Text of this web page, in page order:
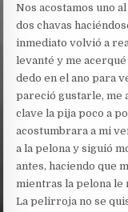
Nos acostamos uno
dos chavas
inmediato volvió a
levanté y me
dedo en el ano para
pareció gustarle, me
clave la pija poco a
acostumbrara a mi
a la pelona y siguió
antes, haciendo que
mientras la pelona le
La pelirroja no se